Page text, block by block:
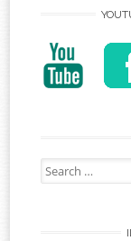
Search
for: